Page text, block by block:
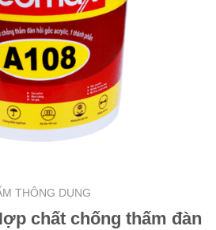
THÔNG DỤNG
chất chống thấm đàn